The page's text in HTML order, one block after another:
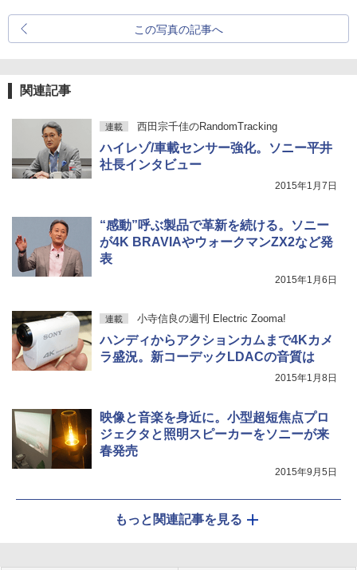
この写真の記事へ
関連記事
連載 西田宗千佳のRandomTracking
ハイレゾ/車載センサー強化。ソニー平井
社長インタビュー
2015年1月7日
“感動”呼ぶ製品で革新を続ける。ソニー
が4K BRAVIAやウォークマンZX2など発
表
2015年1月6日
連載 小寺信良の週刊 Electric Zooma!
ハンディからアクションカムまで4Kカメ
ラ盛況。新コーデックLDACの音質は
2015年1月8日
映像と音楽を身近に。小型超短焦点プロ
ジェクタと照明スピーカーをソニーが来
春発売
2015年9月5日
もっと関連記事を見る